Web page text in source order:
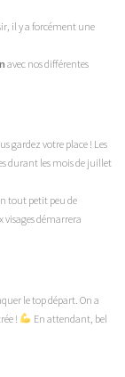
il y a forcément une
avec nos différentes
gardez votre place ! Les
durant les mois de juillet
tout petit peu de
visages démarrera
le top départ. On a
!
En attendant, bel